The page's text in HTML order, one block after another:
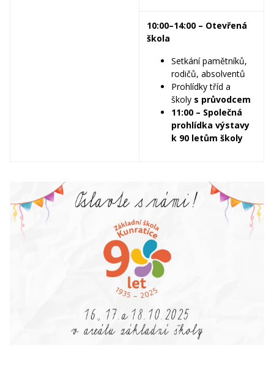
10:00–14:00 – Otevřená
škola
Setkání pamětníků,
rodičů, absolventů
Prohlídky tříd a
školy s průvodcem
11:00 – Společná
prohlídka výstavy
k 90 letům školy